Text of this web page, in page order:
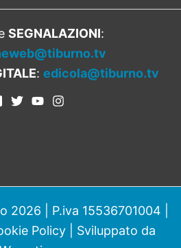
SEGNALAZIONI:
: edicola@tiburno.tv
| P.iva 15536701004 |
Policy| Sviluppato da